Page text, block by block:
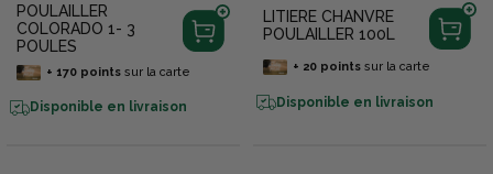
POULAILLER
COLORADO 1- 3
POULES
+ 170pointssur la carte
Disponible en livraison
LITIERE CHANVRE
POULAILLER 100L
+ 20pointssur la carte
Disponible en livraison